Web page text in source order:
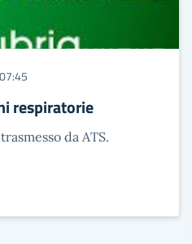
respiratorie
da ATS.